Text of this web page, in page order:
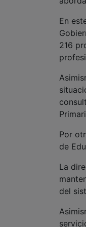
En
216
Por
de
La
del